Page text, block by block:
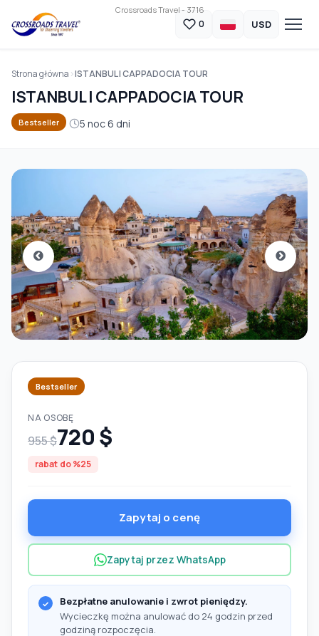
Crossroads Travel - 3716
0 USD
Strona główna ISTANBUL I CAPPADOCIA TOUR
ISTANBUL I CAPPADOCIA TOUR
Bestseller 5 noc 6 dni
Bestseller
NA OSOBĘ
955 $720 $
rabat do %25
Zapytaj o cenę
Zapytaj przez WhatsApp
Bezpłatne anulowanie i zwrot pieniędzy.
Wycieczkę można anulować do 24 godzin przed
godziną rozpoczęcia.